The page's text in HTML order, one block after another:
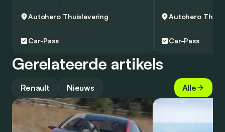
Autohero Thuislevering
Car-Pass
Autohero
Car-Pass
Gerelateerde artikels
Renault Nieuws Alle